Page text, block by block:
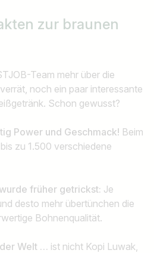
zur braunen
Team mehr über die
noch ein paar interessante
Schon gewusst?
Power und Geschmack! Beim
zu 1.500 verschiedene
früher getrickst: Je
desto mehr übertünchen die
Bohnenqualität.
Welt … ist nicht Kopi Luwak,